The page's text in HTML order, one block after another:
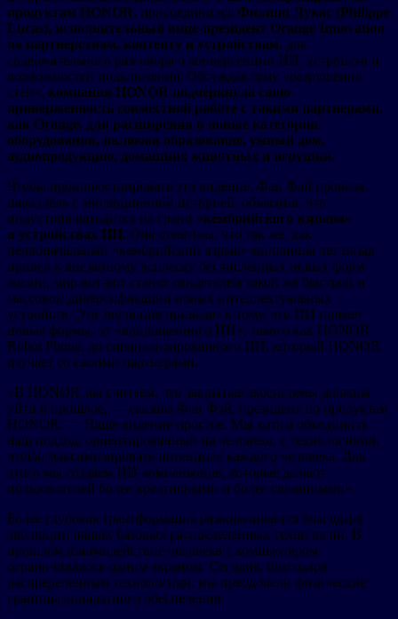
продуктам HONOR, присоединился Филипп Лукас (Philippe
Lucas), исполнительный вице-президент Orange Innovation
по партнерствам, контенту и устройствам, для
содержательного разговора о конвергенции ИИ, устройств и
возможностей подключения. Обсуждая тему «разрушения
стен», компания HONOR подчеркнула свою
приверженность совместной работе с такими партнерами,
как Orange, для расширения в новые категории
оборудования, включая образование, умный дом,
аудиопродукцию, домашних животных и игрушки.
Чтобы проиллюстрировать это видение, Фан Фэй провела
параллель с эволюционной историей, объяснив, что
индустрия находится на грани «кембрийского взрыва»
в устройствах ИИ. Она отметила, что так же, как
первоначальный «кембрийский взрыв» миллионы лет назад
привел к внезапному всплеску бесчисленных новых форм
жизни, мир вот-вот станет свидетелем такой же быстрой и
массовой диверсификации новых интеллектуальных
устройств. Эта эволюция приведет к тому, что ИИ примет
новые формы, от «воплощенного ИИ», такого как HONOR
Robot Phone, до специализированного ИИ, который HONOR
изучает со своими партнерами.
«В HONOR мы считаем, что закрытые экосистемы должны
уйти в прошлое, — сказала Фан Фэй, президент по продуктам
HONOR. — Наше видение простое. Мы хотим объединить
наш подход, ориентированный на человека, с технологиями,
чтобы максимизировать потенциал каждого человека. Для
этого мы создаем ИИ-компаньонов, которые делают
пользователей более креативными и более связанными».
Более глубокая трансформация разворачивается благодаря
эволюции наших базовых распределенных технологий. В
прошлом взаимодействие человека с компьютером
ограничивалось одним экраном. Сегодня, благодаря
распределенным технологиям, мы преодолели физические
границы аппаратного обеспечения.